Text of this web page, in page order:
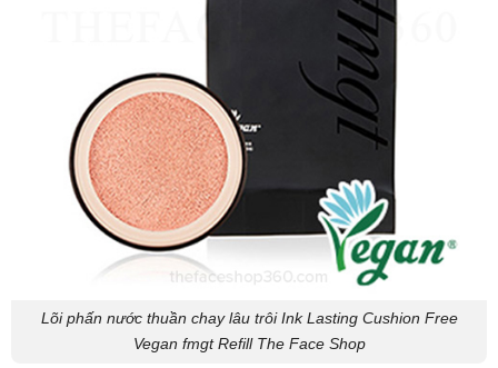
Lõi phấn nước thuần chay lâu trôi Ink Lasting Cushion Free
Vegan fmgt Refill The Face Shop